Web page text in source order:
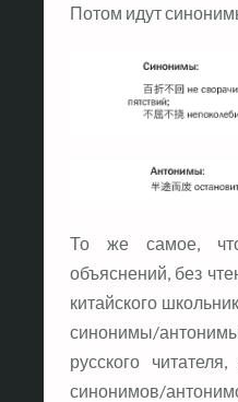
Потом идут
То же самое,
объяснений, без
китайского
синонимы/
русского
синонимов/